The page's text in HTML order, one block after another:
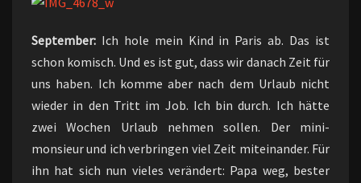
September: Ich hole mein Kind in Paris ab. Das ist
schon komisch. Und es ist gut, dass wir danach Zeit für
uns haben. Ich komme aber nach dem Urlaub nicht
wieder in den Tritt im Job. Ich bin durch. Ich hätte
zwei Wochen Urlaub nehmen sollen. Der mini-
monsieur und ich verbringen viel Zeit miteinander. Für
ihn hat sich nun vieles verändert: Papa weg, bester